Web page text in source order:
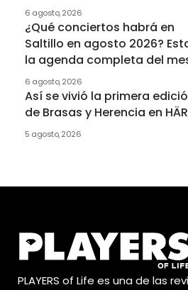
6 agosto, 2026
¿Qué conciertos habrá en
Saltillo en agosto 2026?
la agenda completa del
6 agosto, 2026
Así se vivió la primera
de Brasas y Herencia en
5 agosto, 2026
PLAYERS of Life es una de las